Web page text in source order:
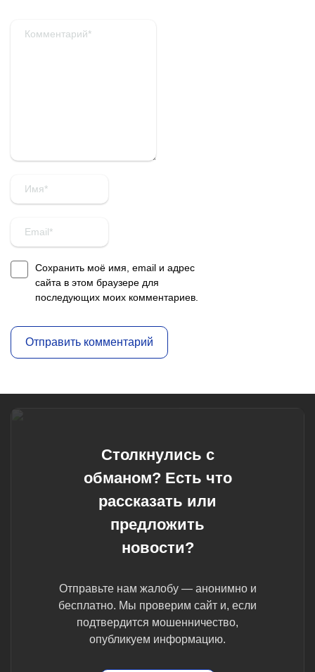
Сохранить моё имя, email и адрес
сайта в этом браузере для
последующих моих комментариев.
Столкнулись с
обманом? Есть что
рассказать или
предложить
новости?
Отправьте нам жалобу — анонимно и
бесплатно. Мы проверим сайт и, если
подтвердится мошенничество,
опубликуем информацию.